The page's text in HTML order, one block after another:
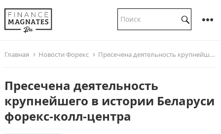
Главная Новости Форекс Пресечена деятельность крупнейшего в истории Беларуси форекс-колл-центра
Пресечена деятельность
крупнейшего в истории Беларуси
форекс-колл-центра